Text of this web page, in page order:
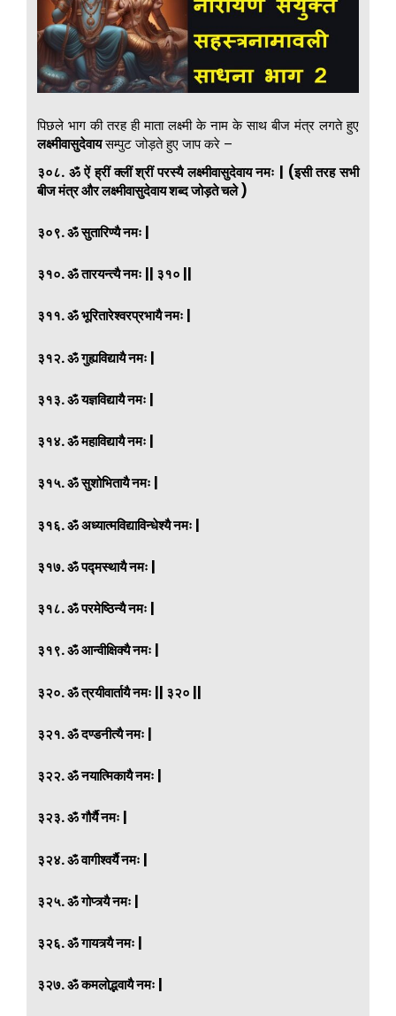
पिछले भाग की तरह ही माता लक्ष्मी के नाम के साथ बीज मंत्र लगते हुए
लक्ष्मीवासुदेवायसम्पुट जोड़ते हुए जाप करे –
३०८. ॐ ऐं ह्रीं क्लीं श्रीं परस्यैलक्ष्मीवासुदेवायनमः | (इसी तरह सभी
बीज मंत्र औरलक्ष्मीवासुदेवाय शब्द जोड़ते चले )
३०९. ॐ सुतारिण्यै नमः |
३१०. ॐ तारयन्त्यै नमः || ३१० ||
३११. ॐ भूरितारेश्वरप्रभायै नमः |
३१२. ॐ गुह्यविद्यायै नमः |
३१३. ॐ यज्ञविद्यायै नमः |
३१४. ॐ महाविद्यायै नमः |
३१५. ॐ सुशोभितायै नमः |
३१६. ॐ अध्यात्मविद्याविन्धेश्यै नमः |
३१७. ॐ पद्मस्थायै नमः |
३१८. ॐ परमेष्ठिन्यै नमः |
३१९. ॐ आन्वीक्षिक्यै नमः |
३२०. ॐ त्रयीवार्तायै नमः || ३२० ||
३२१. ॐ दण्डनीत्यै नमः |
३२२. ॐ नयात्मिकायै नमः |
३२३. ॐ गौर्यै नमः |
३२४. ॐ वागीश्वर्यै नमः |
३२५. ॐ गोप्त्र्यै नमः |
३२६. ॐ गायत्र्यै नमः |
३२७. ॐ कमलोद्भवायै नमः |